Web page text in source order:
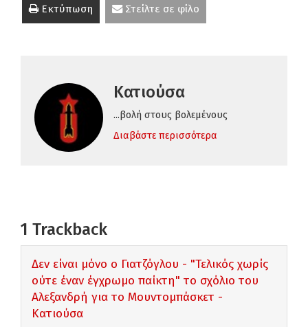
Εκτύπωση Στείλτε σε φίλο
Κατιούσα
...βολή στους βολεμένους
Διαβάστε περισσότερα
1 Trackback
Δεν είναι μόνο ο Γιατζόγλου - "Τελικός χωρίς
ούτε έναν έγχρωμο παίκτη" το σχόλιο του
Αλεξανδρή για το Μουντομπάσκετ -
Κατιούσα